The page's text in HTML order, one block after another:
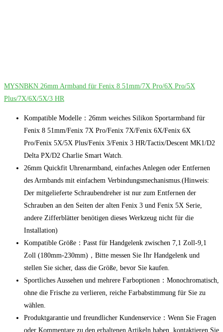
MYSNBKN 26mm Armband für Fenix 8 51mm/7X Pro/6X Pro/5X
Plus/7X/6X/5X/3 HR
Kompatible Modelle：26mm weiches Silikon Sportarmband für
Fenix 8 51mm/Fenix 7X Pro/Fenix 7X/Fenix 6X/Fenix 6X
Pro/Fenix 5X/5X Plus/Fenix 3/Fenix 3 HR/Tactix/Descent MK1/D2
Delta PX/D2 Charlie Smart Watch.
26mm Quickfit Uhrenarmband, einfaches Anlegen oder Entfernen
des Armbands mit einfachem Verbindungsmechanismus.(Hinweis:
Der mitgelieferte Schraubendreher ist nur zum Entfernen der
Schrauben an den Seiten der alten Fenix 3 und Fenix 5X Serie,
andere Zifferblätter benötigen dieses Werkzeug nicht für die
Installation)
Kompatible Größe：Passt für Handgelenk zwischen 7,1 Zoll-9,1
Zoll (180mm-230mm)，Bitte messen Sie Ihr Handgelenk und
stellen Sie sicher, dass die Größe, bevor Sie kaufen.
Sportliches Aussehen und mehrere Farboptionen：Monochromatisch,
ohne die Frische zu verlieren, reiche Farbabstimmung für Sie zu
wählen.
Produktgarantie und freundlicher Kundenservice：Wenn Sie Fragen
oder Kommentare zu den erhaltenen Artikeln haben, kontaktieren Sie